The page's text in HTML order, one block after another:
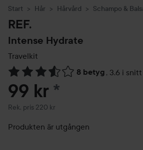
Start Hår Hårvård Schampo &
REF.
Intense Hydrate
Travelkit
8 betyg , 3.6 i snitt
Hoppa till Betyg & kommentarer
99 kr *
Rek. pris 220 kr
Rekommenderat pris 220 kr
Produkten är utgången